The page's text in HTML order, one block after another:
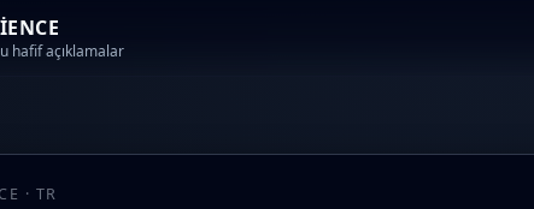
hafif açıklamalar
· TR